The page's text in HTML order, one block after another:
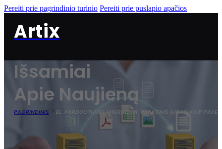
Pereiti prie pagrindinio turinio Pereiti prie puslapio apačios
Artix
Išsamiai
Apie Naujieną
PAGRINDINIS EL. PARDUOTUVĖS MIGRACIJA: PRAKTINIS GIDAS, KAIP